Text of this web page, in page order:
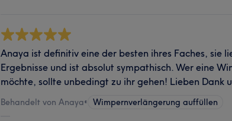
Anaya ist definitiv eine der besten ihres Faches, sie
Ergebnisse und ist absolut sympathisch. Wer eine
möchte, sollte unbedingt zu ihr gehen! Lieben Dank
Behandelt von Anaya• Wimpernverlängerung auffüllen